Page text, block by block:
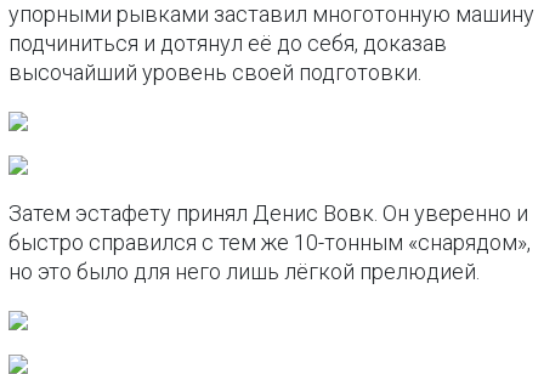
упорными рывками заставил многотонную машину
подчиниться и дотянул её до себя, доказав
высочайший уровень своей подготовки.
Затем эстафету принял Денис Вовк. Он уверенно и
быстро справился с тем же 10-тонным «снарядом»,
но это было для него лишь лёгкой прелюдией.